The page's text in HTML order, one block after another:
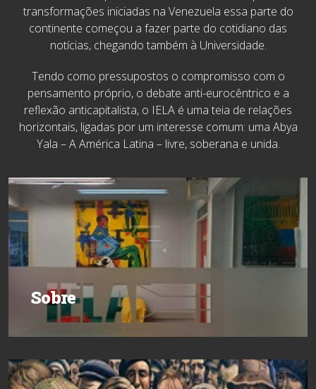
transformações iniciadas na Venezuela essa parte do
continente começou a fazer parte do cotidiano das
notícias, chegando também à Universidade.
Tendo como pressupostos o compromisso com o
pensamento próprio, o debate anti-eurocêntrico e a
reflexão anticapitalista, o IELA é uma teia de relações
horizontais, ligadas por um interesse comum: uma Abya
Yala – A América Latina – livre, soberana e unida.
Sobre